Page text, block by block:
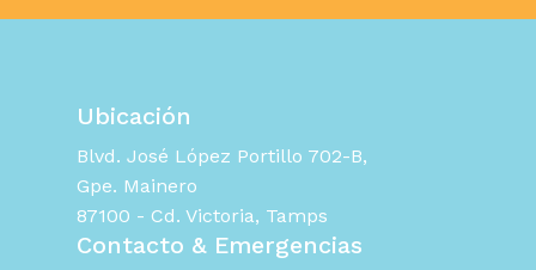
Ubicación
Blvd. José López Portillo 702-B,
Gpe. Mainero
87100 - Cd. Victoria, Tamps
Contacto & Emergencias